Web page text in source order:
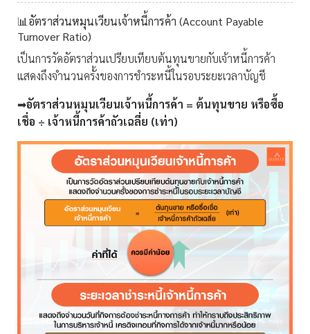
📊อัตราส่วนหมุนเวียนเจ้าหนี้การค้า (Account Payable
Turnover Ratio)
เป็นการวัดอัตราส่วนเปรียบเทียบต้นทุนขายกับเจ้าหนี้การค้า
แสดงถึงจำนวนครั้งของการชำระหนี้ในรอบระยะเวลาบัญชี
➡อัตราส่วนหมุนเวียนเจ้าหนี้การค้า = ต้นทุนขาย หรือซื้อ
เชื่อ ÷ เจ้าหนี้การค้าถัวเฉลี่ย (เท่า)